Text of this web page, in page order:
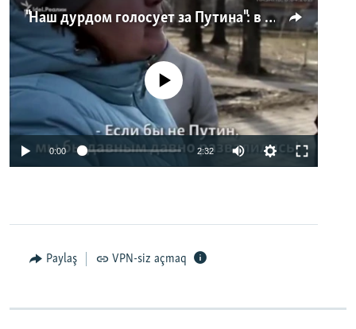
"Наш дурдом голосует за Путина": в Казани прошел арт-пикет "Открытой России"
No media source currently available
0:00 2:32
Paylaş VPN-siz açmaq